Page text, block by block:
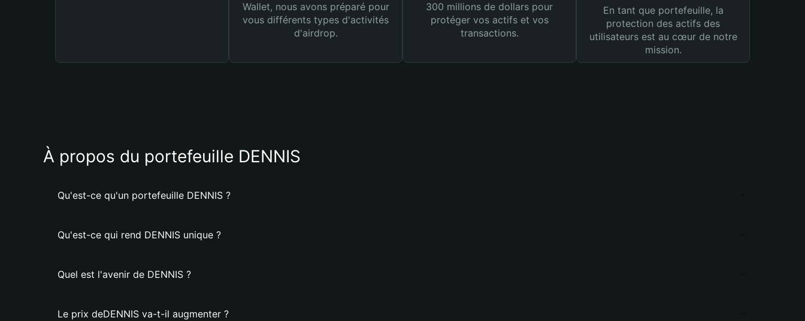
Wallet, nous avons préparé pour
vous différents types d'activités
d'airdrop.
300 millions de dollars pour
protéger vos actifs et vos
transactions.
En tant que portefeuille, la
protection des actifs des
utilisateurs est au cœur de notre
mission.
À propos du portefeuille DENNIS
Qu'est-ce qu'un portefeuille DENNIS ?
Qu'est-ce qui rend DENNIS unique ?
Quel est l'avenir de DENNIS ?
Le prix deDENNIS va-t-il augmenter ?